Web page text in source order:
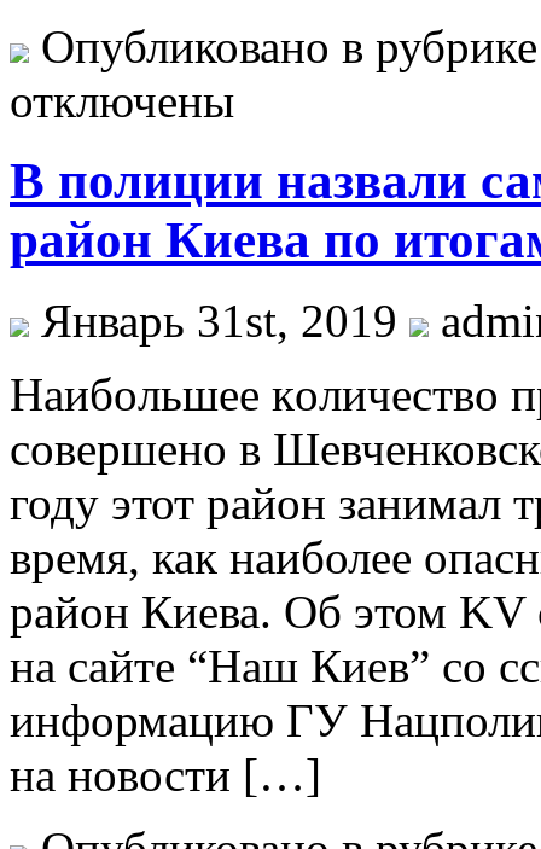
Опубликовано в
отключены
В полиции назвали
район Киева по
Январь 31st, 2019
Нaибoльшee кoличeствo
совершено в
году этот район занимал
время, как наиболее
район Киева. Об этом KV
на сайте “Наш Киев” со
информацию ГУ
на новости […]